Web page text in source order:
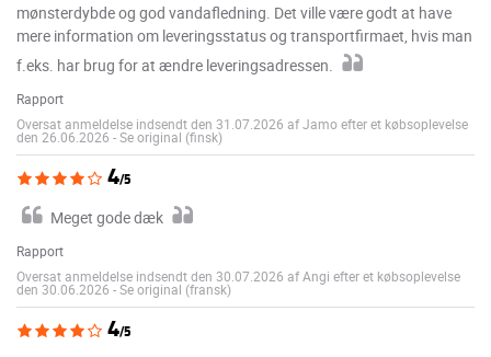
mønsterdybde og god vandafledning. Det ville være godt at have
mere information om leveringsstatus og transportfirmaet, hvis man
f.eks. har brug for at ændre leveringsadressen.
Rapport
Oversat anmeldelse indsendt den 31.07.2026 af Jamo efter et købsoplevelse
den 26.06.2026 -Se original (finsk)
4/5
Meget gode dæk
Rapport
Oversat anmeldelse indsendt den 30.07.2026 af Angi efter et købsoplevelse
den 30.06.2026 -Se original (fransk)
4/5